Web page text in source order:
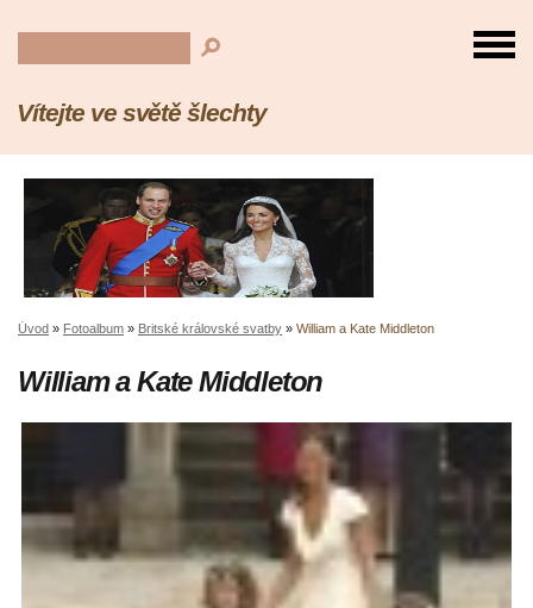
Vítejte ve světě šlechty
Úvod » Fotoalbum » Britské královské svatby » William a Kate Middleton
William a Kate Middleton